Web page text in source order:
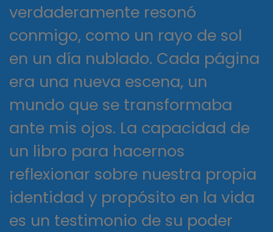
verdaderamente resonó
conmigo, como un rayo de sol
en un día nublado. Cada página
era una nueva escena, un
mundo que se transformaba
ante mis ojos. La capacidad de
un libro para hacernos
reflexionar sobre nuestra propia
identidad y propósito en la vida
es un testimonio de su poder